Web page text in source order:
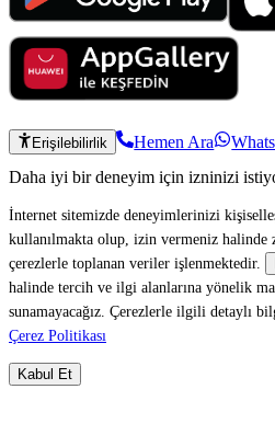
Erişilebilirlik Hemen Ara
Daha iyi bir deneyim için izninizi
İnternet sitemizde deneyimlerinizi
kullanılmakta olup, izin vermeniz halinde
çerezlerle toplanan veriler işlenmektedir.
halinde tercih ve ilgi alanlarına yönelik
sunamayacağız. Çerezlerle ilgili detaylı
Çerez Politikası
Kabul Et